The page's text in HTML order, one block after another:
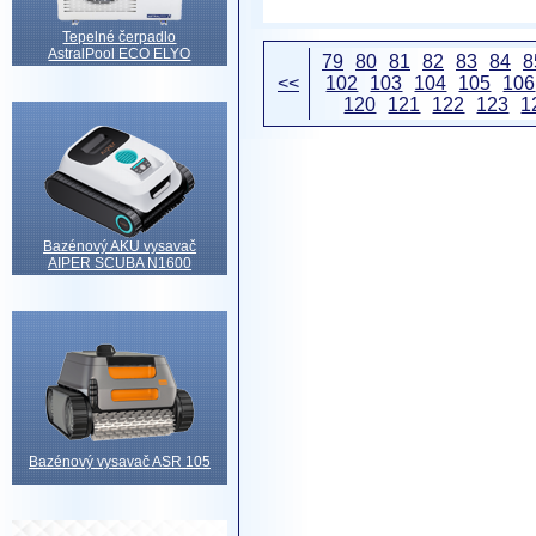
Tepelné čerpadlo
AstralPool ECO ELYO
Bazénový AKU vysavač
AIPER SCUBA N1600
Bazénový vysavač ASR 105
<<
79 80 81 82 83 84
102
103 104 105
106
120
121 122 123